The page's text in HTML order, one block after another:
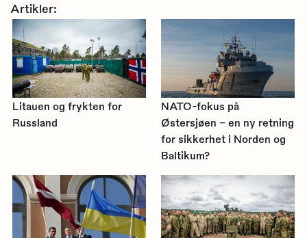
Artikler:
Litauen og frykten for
Russland
NATO-fokus på
Østersjøen – en ny retning
for sikkerhet i Norden og
Baltikum?